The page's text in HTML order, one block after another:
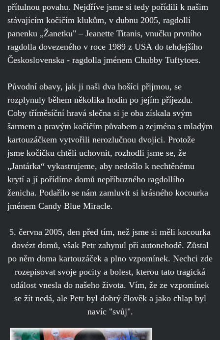
přítulnou povahu. Nejdříve jsme si tedy pořídili k našim
stávajícím kočičím klukům, v dubnu 2005, ragdollí
panenku „Žanetku" – Jeanette Titanis, vnučku prvního
ragdolla dovezeného v roce 1989 z USA do tehdejšího
Československa - ragdolla jménem Chubby Tuftytoes.
Původní obavy, jak ji naši dva hošíci přijmou, se
rozplynuly během několika hodin po jejím příjezdu.
Coby tříměsíční hravá slečna si je oba získala svým
šarmem a pravým kočičím půvabem a zejména s mladým
kartouzáčkem vytvořili nerozlučnou dvojici. Protože
jsme kočičku chtěli uchovnit, rozhodli jsme se, že
„Jantárka“ vykastrujeme, aby nedošlo k nechtěnému
krytí a jí pořídíme domů nepříbuzného ragdollího
ženicha. Podařilo se nám zamluvit si krásného kocourka
jménem Candy Blue Miracle.
5. června 2005, den před tím, než jsme si měli kocourka
dovézt domů, však Petr zahynul při autonehodě. Zůstal
po něm doma kartouzáček a plno vzpomínek. Nechci zde
rozepisovat svoje pocity a bolest, kterou tato tragická
událost vnesla do našeho života. Vím, že ze vzpomínek
se žít nedá, ale Petr byl dobrý člověk a jako chlap byl
navíc "svůj".